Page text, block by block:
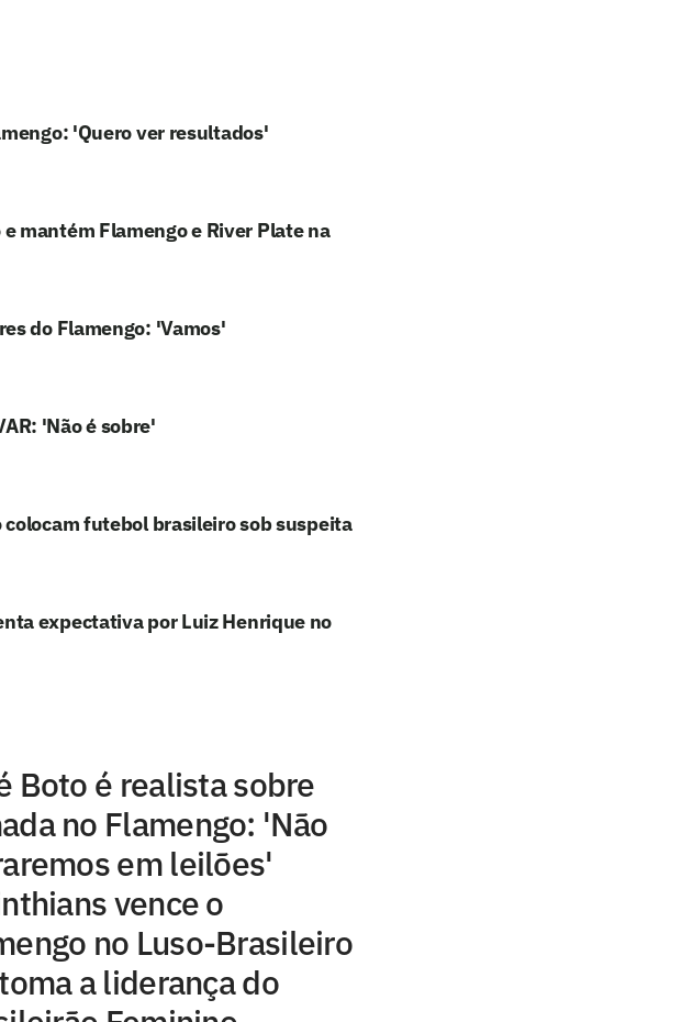
'Quero ver resultados'
mantém Flamengo e River Plate na
do Flamengo: 'Vamos'
'Não é sobre'
futebol brasileiro sob suspeita
expectativa por Luiz Henrique no
Boto é realista sobre
no Flamengo: 'Não
em leilões'
vence o
no Luso-Brasileiro
a liderança do